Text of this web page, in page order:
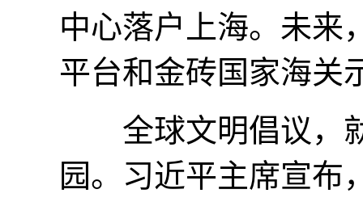
中心落户上海。未来
平台和金砖国家海关
全球文明倡议，就
园。习近平主席宣布